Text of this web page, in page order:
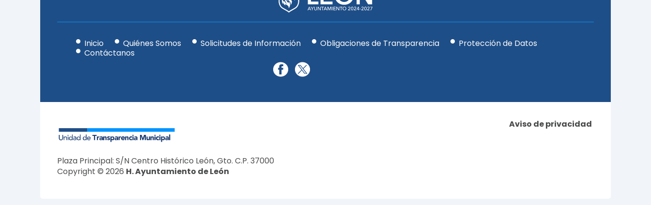
Inicio Quiénes Somos Solicitudes de Información Obligaciones de Transparencia
Protección de Datos
Contáctanos
Plaza Principal: S/N Centro Histórico León, Gto. C.P. 37000
Copyright © 2026 H. Ayuntamiento de León
Aviso de privacidad